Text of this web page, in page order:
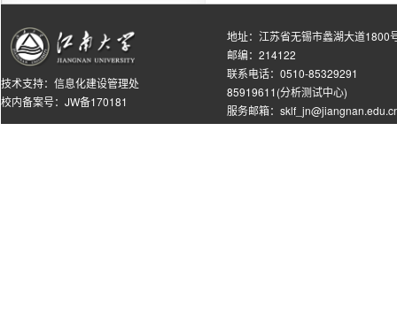
技术支持： 信息化建设管理处
校内备案号：JW备170181
地址：江苏省无锡市蠡湖大道1800
邮编：214122
联系电话：0510-85329291
85919611(分析测试中心)
服务邮箱：